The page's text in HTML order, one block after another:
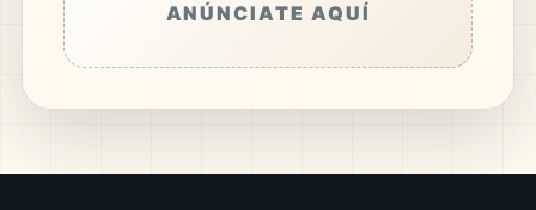
ANÚNCIATE AQUÍ